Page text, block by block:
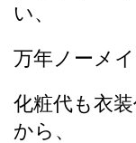
い、
万年ノーメ
化粧代も衣
から、